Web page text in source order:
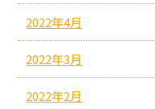
2022年4月
2022年3月
2022年2月